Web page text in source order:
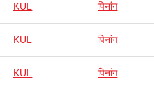
KUL पिनांग
KUL पिनांग
KUL पिनांग